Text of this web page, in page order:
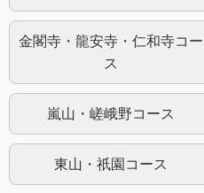
金閣寺・龍安寺・仁和寺コー
ス
嵐山・嵯峨野コース
東山・祇園コース